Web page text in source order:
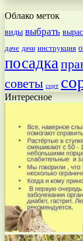
Облако меток
виды выбрать
даче дачи инструкция
посадка
советы сорт
Интересное